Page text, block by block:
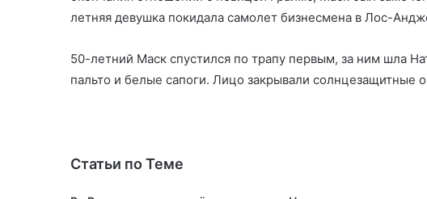
летняя девушка покидала самолет бизнесмена в Лос-
50-летний Маск спустился по трапу первым, за ним шла
пальто и белые сапоги. Лицо закрывали солнцезащитные
Статьи по Теме